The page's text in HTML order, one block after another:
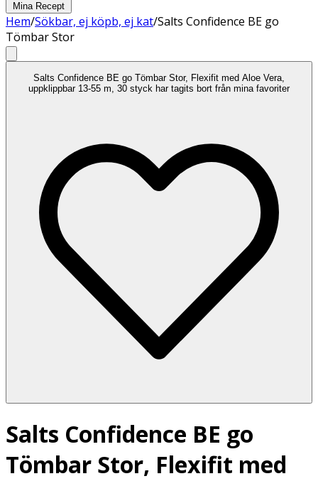
Mina Recept
Hem/Sökbar, ej köpb, ej kat/Salts Confidence BE go
Tömbar Stor
Salts Confidence BE go Tömbar Stor, Flexifit med Aloe Vera,
uppklippbar 13-55 m, 30 styck har tagits bort från mina favoriter
Salts Confidence BE go
Tömbar Stor, Flexifit med